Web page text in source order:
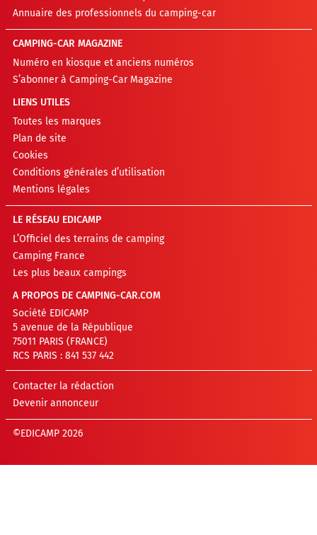
Annuaire des professionnels du camping-car
CAMPING-CAR MAGAZINE
Numéro en kiosque et anciens numéros
S’abonner à Camping-Car Magazine
LIENS UTILES
Toutes les marques
Plan de site
Cookies
Conditions générales d’utilisation
Mentions légales
LE RÉSEAU EDICAMP
L’Officiel des terrains de camping
Camping France
Les plus beaux campings
A PROPOS DE CAMPING-CAR.COM
Société EDICAMP
5 avenue de la République
75011 PARIS (FRANCE)
RCS PARIS : 841 537 442
Contacter la rédaction
Devenir annonceur
©EDICAMP 2026